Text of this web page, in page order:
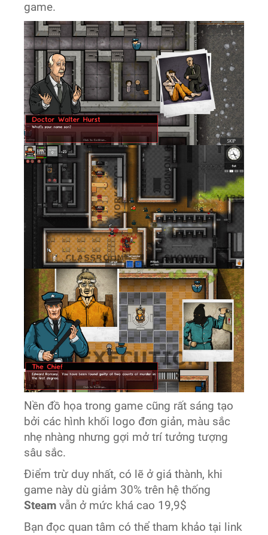
game.
Nền đồ họa trong game cũng rất sáng tạo
bởi các hình khối logo đơn giản, màu sắc
nhẹ nhàng nhưng gợi mở trí tưởng tượng
sâu sắc.
Điểm trừ duy nhất, có lẽ ở giá thành, khi
game này dù giảm 30% trên hệ thống
Steam vẫn ở mức khá cao 19,9$
Bạn đọc quan tâm có thể tham khảo tại link